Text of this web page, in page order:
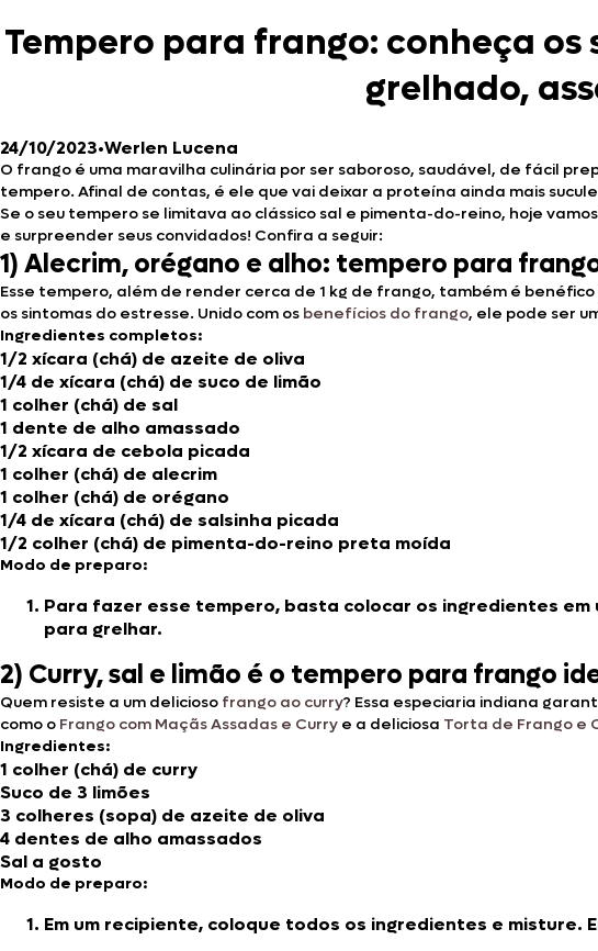
Tempero para frango: conheça
grelhado,
24/10/2023•Werlen Lucena
O frango é uma maravilha culinária por ser saboroso, saudável, de fácil
tempero. Afinal de contas, é ele que vai deixar a proteína ainda mais
Se o seu tempero se limitava ao clássico sal e pimenta-do-reino, hoje
e surpreender seus convidados! Confira a seguir:
1) Alecrim, orégano e alho: tempero para
Esse tempero, além de render cerca de 1 kg de frango, também é
os sintomas do estresse. Unido com os benefícios do frango, ele pode ser
Ingredientes completos:
1/2 xícara (chá) de azeite de oliva
1/4 de xícara (chá) de suco de limão
1 colher (chá) de sal
1 dente de alho amassado
1/2 xícara de cebola picada
1 colher (chá) de alecrim
1 colher (chá) de orégano
1/4 de xícara (chá) de salsinha picada
1/2 colher (chá) de pimenta-do-reino preta moída
Modo de preparo:
Para fazer esse tempero, basta colocar os ingredientes
para grelhar.
2) Curry, sal e limão é o tempero para frango
Quem resiste a um delicioso frango ao curry? Essa especiaria indiana
como o Frango com Maçãs Assadas e Curry e a deliciosa Torta de Frango e
Ingredientes:
1 colher (chá) de curry
Suco de 3 limões
3 colheres (sopa) de azeite de oliva
4 dentes de alho amassados
Sal a gosto
Modo de preparo:
Em um recipiente, coloque todos os ingredientes e misture.